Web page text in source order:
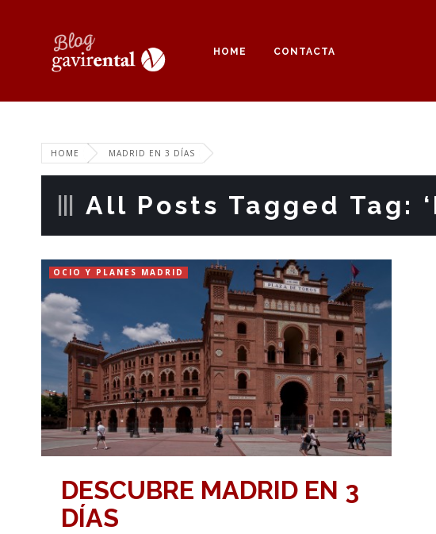
HOME CONTACTA
HOME MADRID EN 3 DÍAS
All Posts Tagged Tag:
OCIO Y PLANES MADRID
DESCUBRE MADRID EN 3
DÍAS